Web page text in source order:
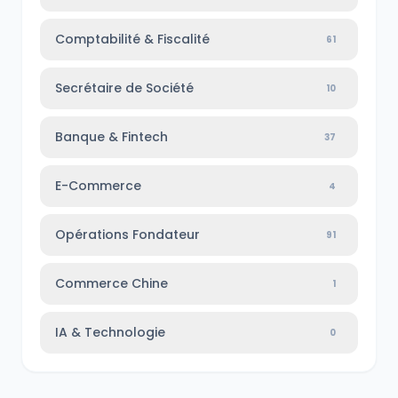
Comptabilité & Fiscalité 61
Secrétaire de Société 10
Banque & Fintech 37
E-Commerce 4
Opérations Fondateur 91
Commerce Chine 1
IA & Technologie 0